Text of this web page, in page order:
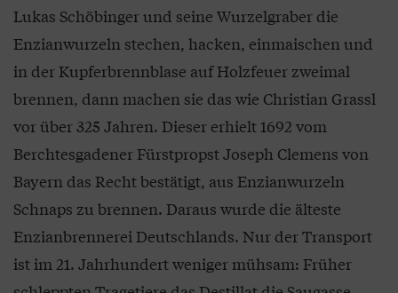
Lukas Schöbinger und seine Wurzelgraber die
Enzianwurzeln stechen, hacken, einmaischen und
in der Kupferbrennblase auf Holzfeuer zweimal
brennen, dann machen sie das wie Christian Grassl
vor über 325 Jahren. Dieser erhielt 1692 vom
Berchtesgadener Fürstpropst Joseph Clemens von
Bayern das Recht bestätigt, aus Enzianwurzeln
Schnaps zu brennen. Daraus wurde die älteste
Enzianbrennerei Deutschlands. Nur der Transport
ist im 21. Jahrhundert weniger mühsam: Früher